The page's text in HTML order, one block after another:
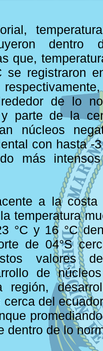
dentro
que,
se registraron
de lo
parte de la
núcleos
con hasta -
más
a la costa
temperatura
°C y 16 °C
de 04°S
valores
de
región,
del
dentro de lo